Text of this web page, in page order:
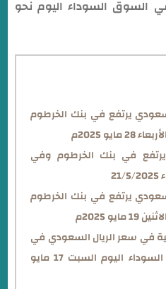
السوق السوداء اليوم نحو
يرتفع في بنك الخرطوم
2025م
يرتفع في بنك الخرطوم وفي
يرتفع في بنك الخرطوم
2025م
في سعر الريال السعودي في
بنك الخرطوم وفي السوق السوداء اليوم السبت 17 مايو